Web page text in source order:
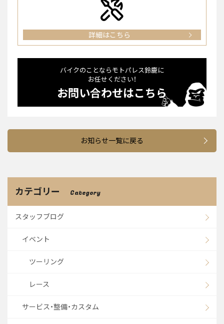
詳細はこちら
バイクのことならモトパレス鈴⿅に
お任せください！
お問い合わせはこちら
お知らせ一覧に戻る
カテゴリー Category
スタッフブログ
イベント
ツーリング
レース
サービス・整備・カスタム